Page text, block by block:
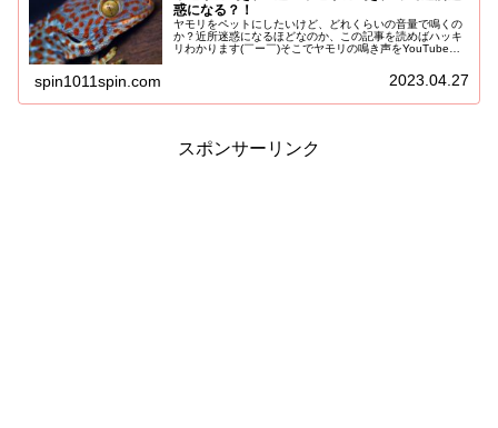
惑になる？！
ヤモリをペットにしたいけど、どれくらいの音量で鳴くの
か？近所迷惑になるほどなのか、この記事を読めばハッキ
リわかります(￣ー￣)そこでヤモリの鳴き声をYouTubeか
spin1011spin.com 2023.04.27
スポンサーリンク